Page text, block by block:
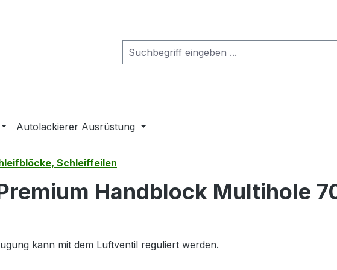
Autolackierer Ausrüstung
Schleiffeilen
Handblock Multihole
kann mit dem Luftventil reguliert werden.